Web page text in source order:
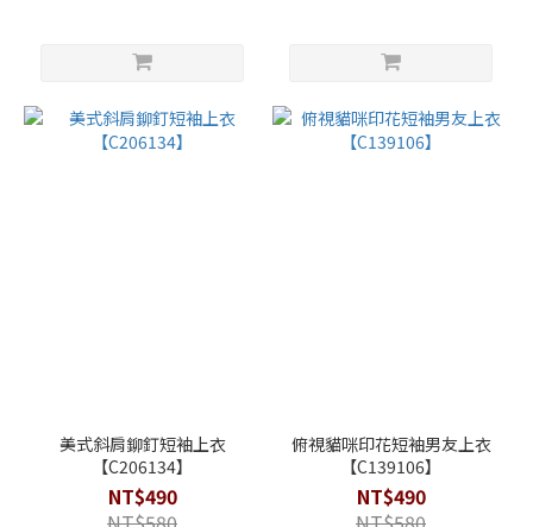
美式斜肩鉚釘短袖上衣
【C206134】
NT$490
俯視貓咪印花短袖男友上衣
【C139106】
NT$490